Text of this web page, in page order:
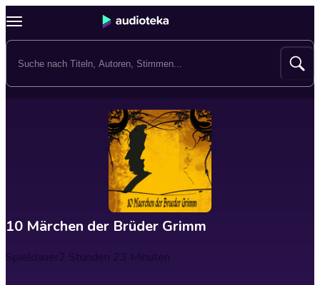
10 Märchen der Brüder Grimm
Spieldauer2 Stunden 23 Minuten